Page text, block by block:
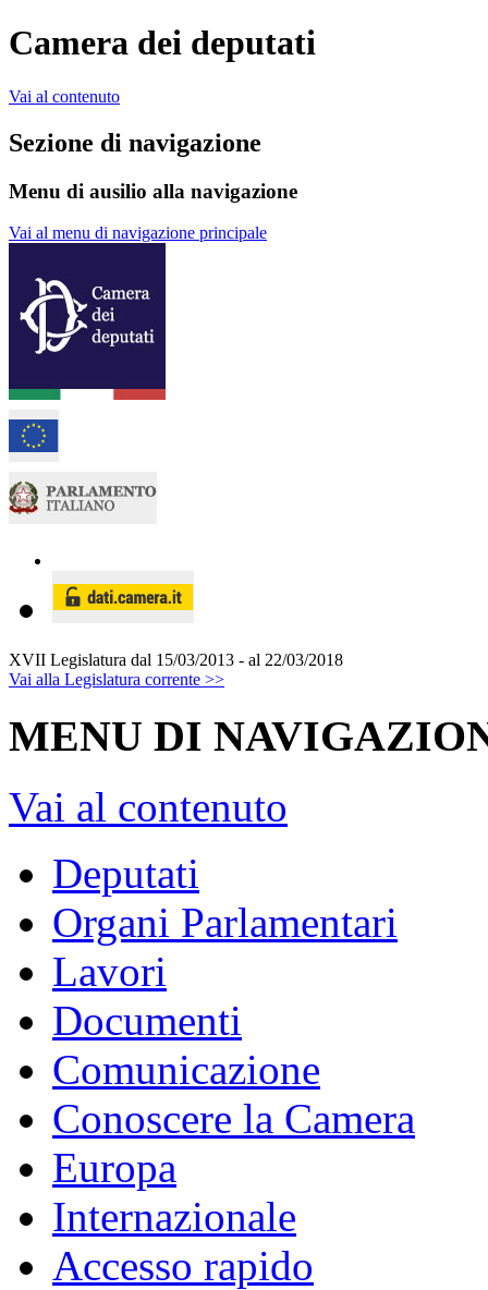
Camera dei deputati
Vai al contenuto
Sezione di navigazione
Menu di ausilio alla navigazione
Vai al menu di navigazione principale
XVII Legislatura dal 15/03/2013 - al 22/03/2018
Vai alla Legislatura corrente >>
MENU DI
Vai al contenuto
Deputati
Organi Parlamentari
Lavori
Documenti
Comunicazione
Conoscere la Camera
Europa
Internazionale
Accesso rapido